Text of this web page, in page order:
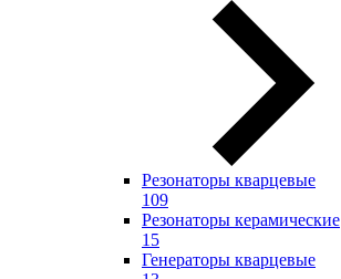
Резонаторы кварцевые
109
Резонаторы керамические
15
Генераторы кварцевые